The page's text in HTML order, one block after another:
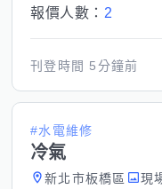
報價人數： 2
刊登時間 5分鐘前
#水電維修
冷氣
新北市板橋區 現